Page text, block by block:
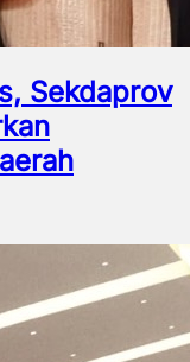
Sekdaprov